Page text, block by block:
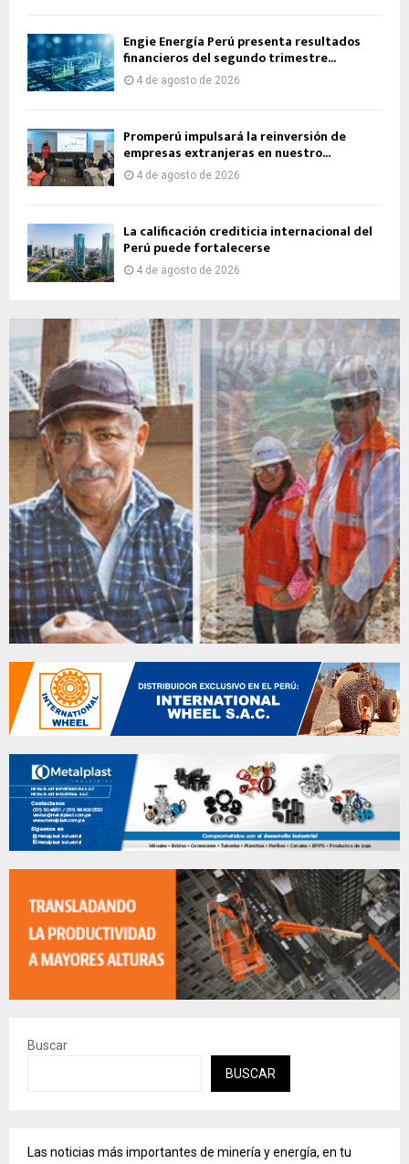
Engie Energía Perú presenta resultados
financieros del segundo trimestre...
4 de agosto de 2026
Promperú impulsará la reinversión de
empresas extranjeras en nuestro...
4 de agosto de 2026
La calificación crediticia internacional del
Perú puede fortalecerse
4 de agosto de 2026
Buscar
BUSCAR
Las noticias más importantes de minería y energía, en tu